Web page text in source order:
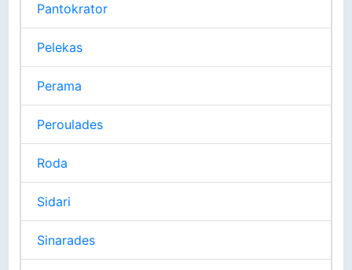
Pantokrator
Pelekas
Perama
Peroulades
Roda
Sidari
Sinarades